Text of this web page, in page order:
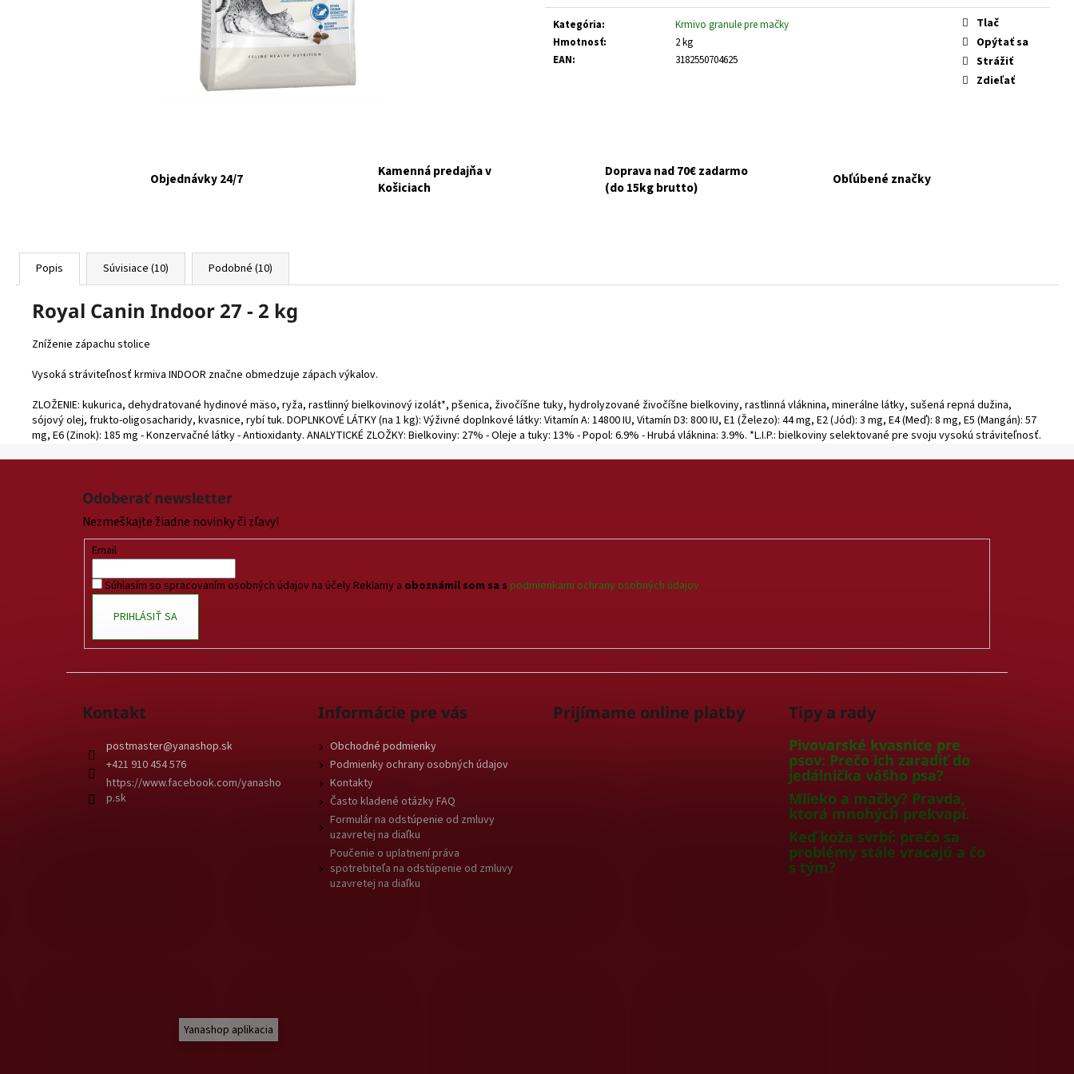
cena:
Kategória:
Krmivo granule pre mačky
Hmotnosť:
2 kg
EAN: 3182550704625
Tlač
Opýtať sa
Strážiť
Zdieľať
Objednávky 24/7
Kamenná predajňa v
Košiciach
Doprava nad 70€ zadarmo
(do 15kg brutto)
Obľúbené značky
Popis Súvisiace (10) Podobné (10)
Royal Canin Indoor 27 - 2 kg
Zníženie zápachu stolice
Vysoká stráviteľnosť krmiva INDOOR značne obmedzuje zápach výkalov.
ZLOŽENIE: kukurica, dehydratované hydinové mäso, ryža, rastlinný bielkovinový izolát*, pšenica, živočíšne tuky, hydrolyzované živočíšne bielkoviny, rastlinná vláknina, minerálne látky, sušená repná dužina,
sójový olej, frukto-oligosacharidy, kvasnice, rybí tuk. DOPLNKOVÉ LÁTKY (na 1 kg): Výživné doplnkové látky: Vitamín A: 14800 IU, Vitamín D3: 800 IU, E1 (Železo): 44 mg, E2 (Jód): 3 mg, E4 (Meď): 8 mg, E5 (Mangán): 57
mg, E6 (Zinok): 185 mg - Konzervačné látky - Antioxidanty. ANALYTICKÉ ZLOŽKY: Bielkoviny: 27% - Oleje a tuky: 13% - Popol: 6.9% - Hrubá vláknina: 3.9%. *L.I.P.: bielkoviny selektované pre svoju vysokú stráviteľnosť.
ZEMIAKY 800G
Z
Odoberať newsletter
Nezmeškajte žiadne novinky či zľavy!
Email
Súhlasím so spracovaním osobných údajov na účely Reklamy a oboznámil som sa s podmienkami ochrany osobných údajov
PRIHLÁSIŤ SA
Kontakt
postmaster@yanashop.sk
+421 910 454 576
https://www.facebook.com/yanasho
p.sk
Informácie pre vás
Obchodné podmienky
Podmienky ochrany osobných údajov
Kontakty
Často kladené otázky FAQ
Formulár na odstúpenie od zmluvy
uzavretej na diaľku
Poučenie o uplatnení práva
spotrebiteľa na odstúpenie od zmluvy
uzavretej na diaľku
Prijímame online platby Tipy a rady
Pivovarské kvasnice pre
psov: Prečo ich zaradiť do
jedálnička vášho psa?
Mlieko a mačky? Pravda,
ktorá mnohých prekvapí.
Keď koža svrbí: prečo sa
problémy stále vracajú a čo
s tým?
Yanashop aplikacia